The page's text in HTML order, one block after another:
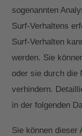
sogenannten
Surf-Verhaltens
Surf-Verhalten
werden. Sie
oder sie durch die
verhindern.
in der folgenden
Sie können dieser